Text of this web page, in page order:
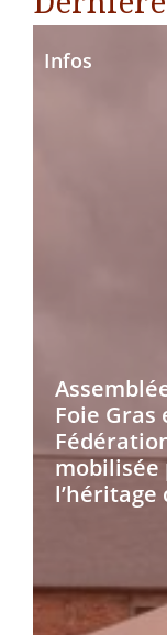
Infos
Foie Gras
mobilisée